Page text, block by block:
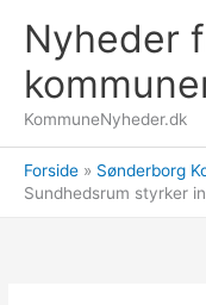
indholdet
Nyheder
KommuneNyheder.dk
Forside
Sønderborg
Sundhedsrum styrker